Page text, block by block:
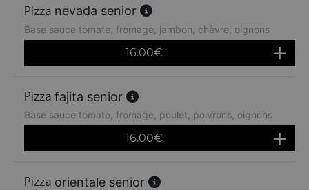
nevada senior
Base sauce tomate, fromage, jambon, chèvre, oignons
16.00€
fajita senior
Base sauce tomate, fromage, poulet, poivrons, oignons
16.00€
orientale senior